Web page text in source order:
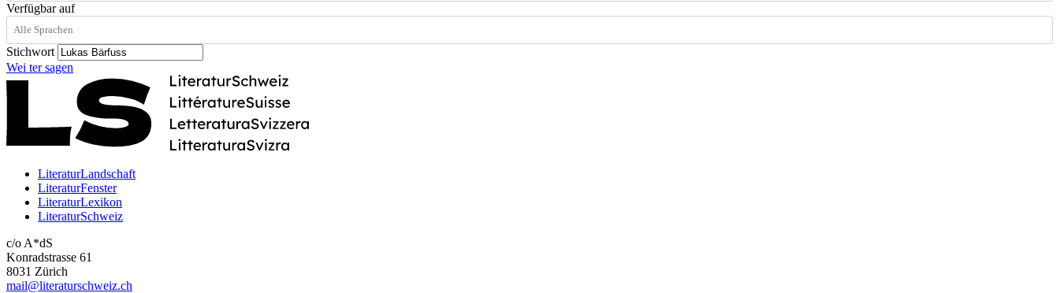
Verfügbar auf
Stichwort
Wei ter sagen
LiteraturLandschaft
LiteraturFenster
LiteraturLexikon
LiteraturSchweiz
c/o A*dS
Konradstrasse 61
8031 Zürich
mail@literaturschweiz.ch